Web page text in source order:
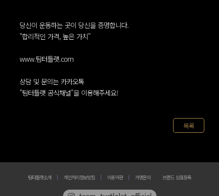
당신이 운동하는 곳이 당신을 증명합니다.
"합리적인 가격, 높은 가치"
www.팀터틀랫.com
상담 및 문의는 카카오톡
"팀터틀랫 공식채널"을 이용해주세요!
목록
팀터틀랫소개 개인처리정보방침 이용약관 가맹문의 브랜드 상표등록